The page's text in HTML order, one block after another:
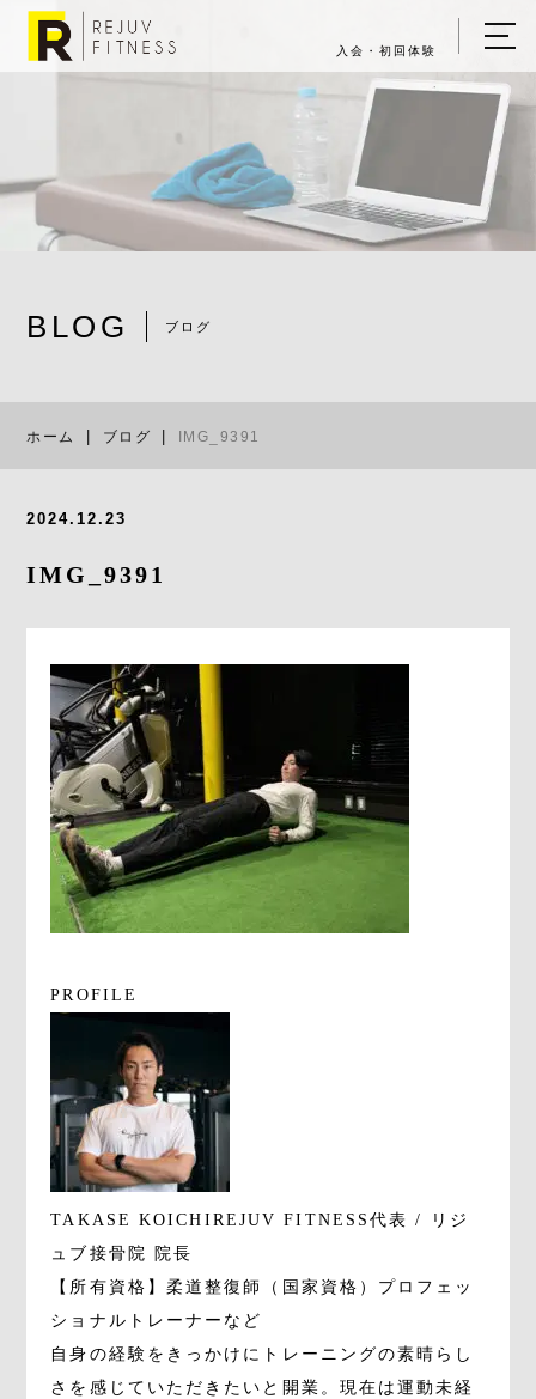
入会・初回体験
BLOG ブログ
ホーム ブログ IMG_9391
2024.12.23
IMG_9391
PROFILE
TAKASE KOICHI REJUV FITNESS代表 / リジ
ュブ接骨院 院長
【所有資格】柔道整復師（国家資格）プロフェッ
ショナルトレーナーなど
自身の経験をきっかけにトレーニングの素晴らし
さを感じていただきたいと開業。現在は運動未経
ホーム
キャンペーン情報
▼ REJUV FITNESSについて
▼ 店舗一覧
058-338-3504
入会・初回体験はこちら